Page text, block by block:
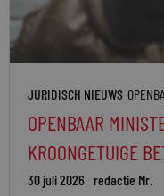
JURIDISCH NIEUWS
OPENBAAR
KROONGETUIGE
30 juli 2026 redactie Mr.